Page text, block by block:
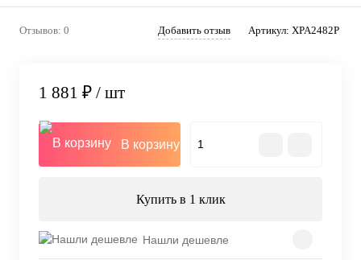
Отзывов: 0 Добавить отзыв Артикул: XPA2482P
1 881 ₽ / шт
В корзину
Купить в 1 клик
Нашли дешевле